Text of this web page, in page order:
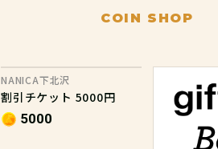
COIN SHOP
NANICA下北沢
割引チケット 5000円
5000